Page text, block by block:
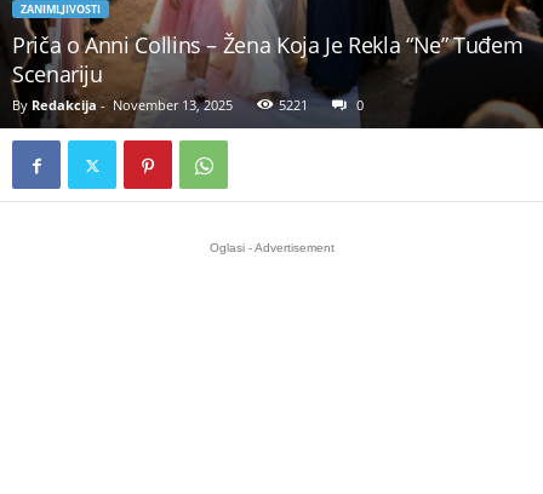
ZANIMLJIVOSTI
Priča o Anni Collins – Žena Koja Je Rekla “Ne” Tuđem
Scenariju
By Redakcija - November 13, 2025 5221 0
Oglasi - Advertisement